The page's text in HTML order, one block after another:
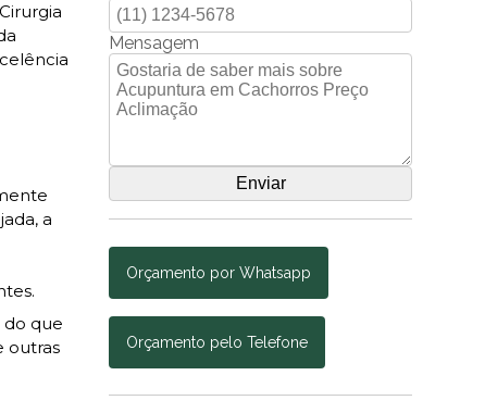
a
do que
outras
Mensagem
Orçamento por Whatsapp
Orçamento pelo Telefone